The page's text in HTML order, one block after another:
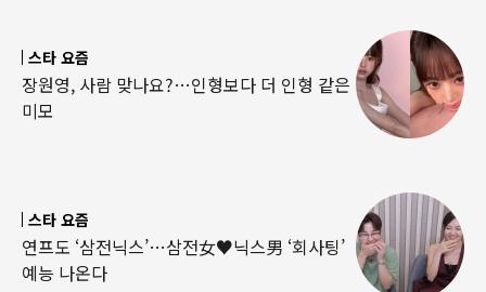
스타 요즘
장원영, 사람 맞나요?…인형보다 더 인형 같은
미모
스타 요즘
연프도 ‘삼전닉스’…삼전女♥닉스男 ‘회사팅’
예능 나온다